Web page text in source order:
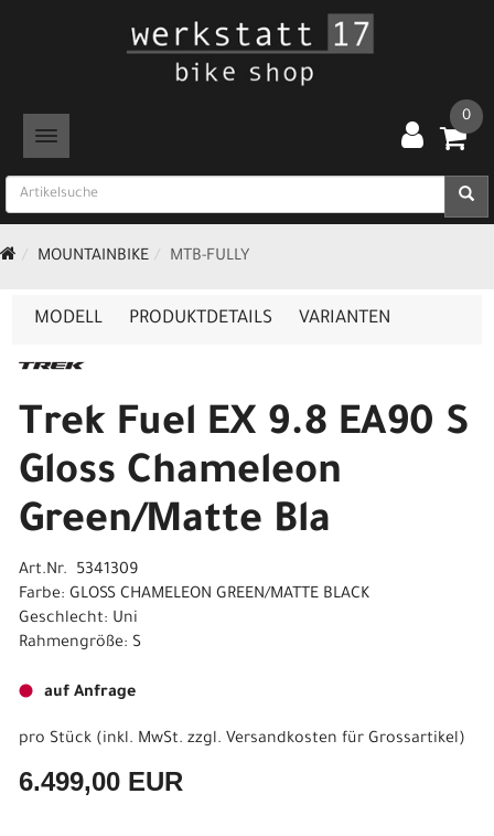
TOGGLE NAVIGATION
0
MOUNTAINBIKE MTB-FULLY
MODELL PRODUKTDETAILS VARIANTEN
Trek Fuel EX 9.8 EA90 S
Gloss Chameleon
Green/Matte Bla
Art.Nr. 5341309
Farbe: GLOSS CHAMELEON GREEN/MATTE BLACK
Geschlecht: Uni
Rahmengröße: S
auf Anfrage
pro Stück (inkl. MwSt. zzgl. Versandkosten für Grossartikel)
6.499,00 EUR